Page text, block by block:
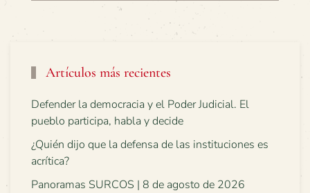
Artículos más recientes
Defender la democracia y el Poder Judicial. El
pueblo participa, habla y decide
¿Quién dijo que la defensa de las instituciones es
acrítica?
Panoramas SURCOS | 8 de agosto de 2026